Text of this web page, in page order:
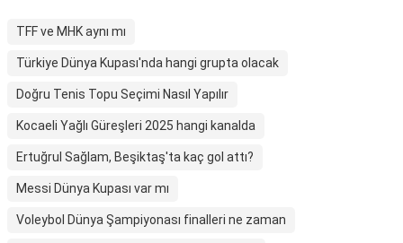
TFF ve MHK aynı mı
Türkiye Dünya Kupası'nda hangi grupta olacak
Doğru Tenis Topu Seçimi Nasıl Yapılır
Kocaeli Yağlı Güreşleri 2025 hangi kanalda
Ertuğrul Sağlam, Beşiktaş'ta kaç gol attı?
Messi Dünya Kupası var mı
Voleybol Dünya Şampiyonası finalleri ne zaman